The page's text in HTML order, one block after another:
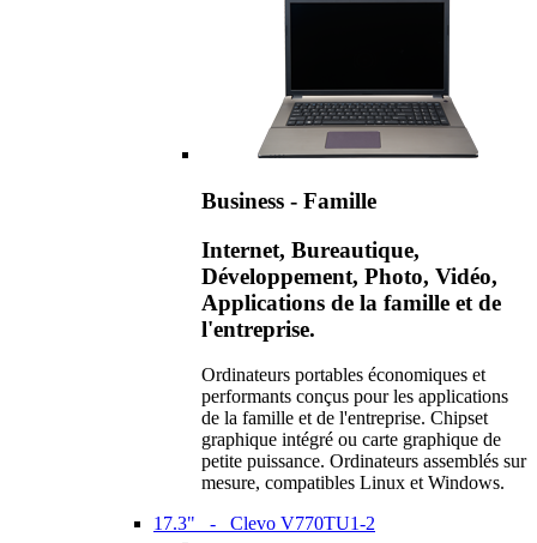
Business - Famille
Internet, Bureautique,
Développement, Photo, Vidéo,
Applications de la famille et de
l'entreprise.
Ordinateurs portables économiques et
performants conçus pour les applications
de la famille et de l'entreprise. Chipset
graphique intégré ou carte graphique de
petite puissance. Ordinateurs assemblés sur
mesure, compatibles Linux et Windows.
17.3" - Clevo V770TU1-2